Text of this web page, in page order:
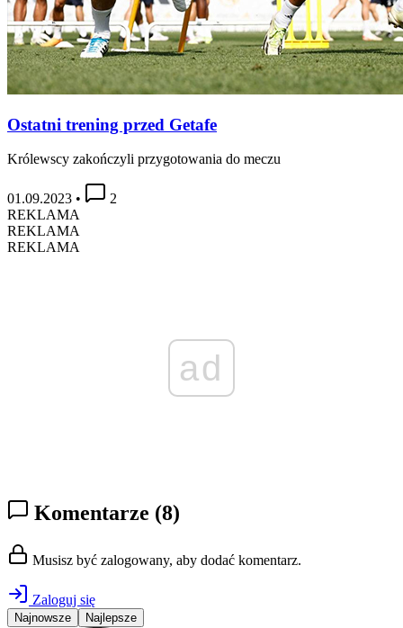
Ostatni trening przed Getafe
Królewscy zakończyli przygotowania do meczu
01.09.2023 •
2
REKLAMA
REKLAMA
REKLAMA
ad
Komentarze (8)
Musisz być zalogowany, aby dodać komentarz.
Zaloguj się
Najnowsze Najlepsze